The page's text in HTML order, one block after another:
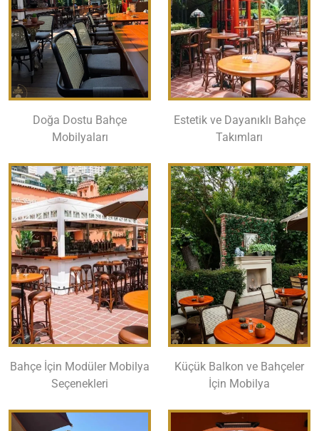
Doğa Dostu Bahçe
Mobilyaları
Estetik ve Dayanıklı Bahçe
Takımları
Bahçe İçin Modüler Mobilya
Seçenekleri
Küçük Balkon ve Bahçeler
İçin Mobilya